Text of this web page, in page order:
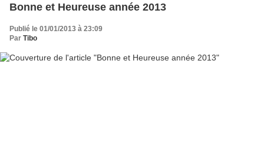
Bonne et Heureuse année 2013
Publié le 01/01/2013 à 23:09
Par Tibo